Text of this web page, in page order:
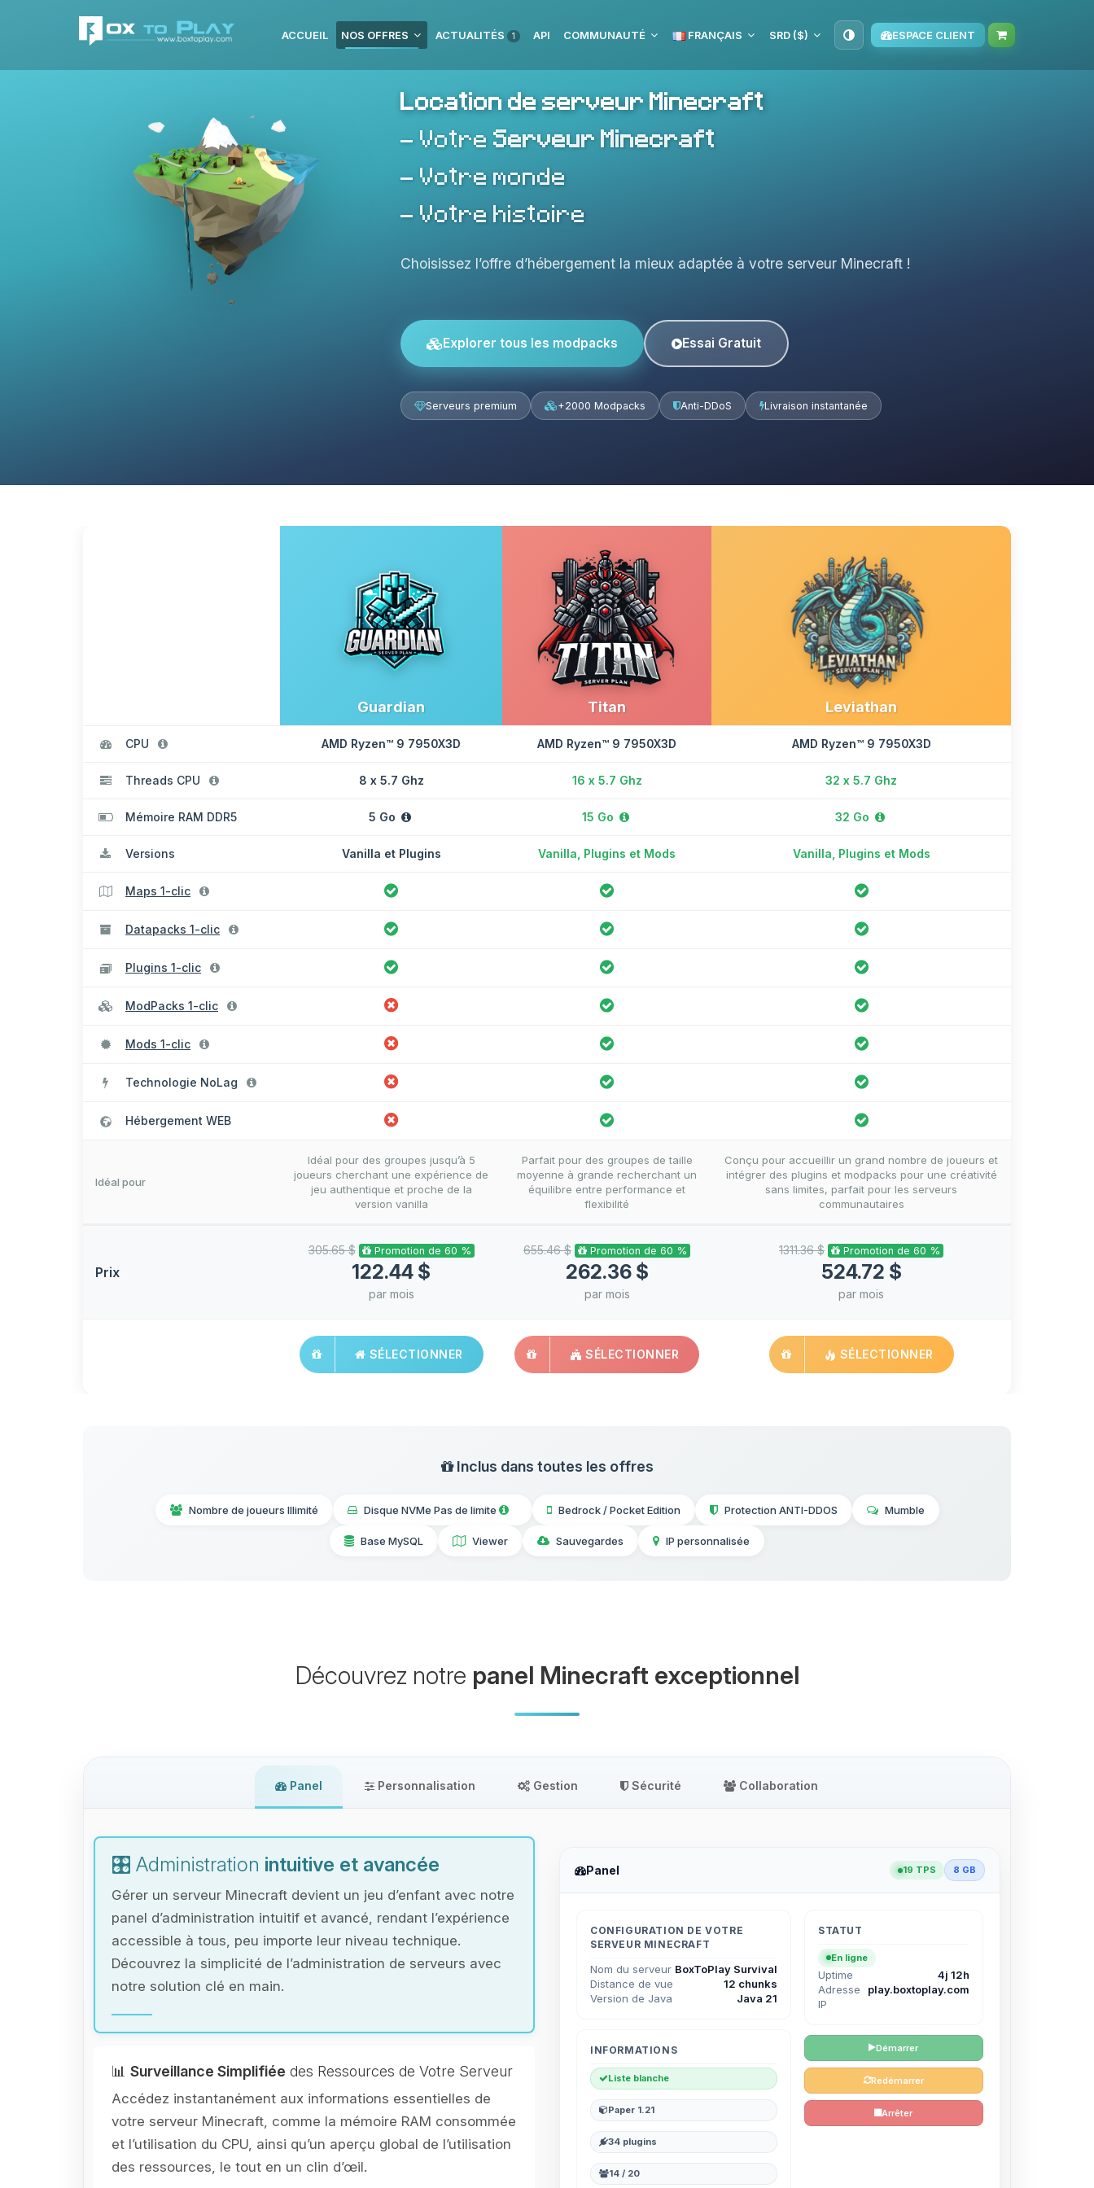
ACCUEIL NOS OFFRES ACTUALITÉS 1 API COMMUNAUTÉ FRANÇAIS SRD ($) ESPACE CLIENT
Location de serveur Minecraft
- Votre Serveur Minecraft
- Votre monde
- Votre histoire
Choisissez l’offre d’hébergement la mieux adaptée à votre serveur Minecraft !
Explorer tous les modpacks Essai Gratuit
Serveurs premium +2000 Modpacks Anti-DDoS Livraison instantanée
Guardian Titan Leviathan
CPU AMD Ryzen™ 9 7950X3D AMD Ryzen™ 9 7950X3D AMD Ryzen™ 9 7950X3D
Threads CPU 8 x 5.7 Ghz 16 x 5.7 Ghz 32 x 5.7 Ghz
Mémoire RAM DDR5 5 Go 15 Go 32 Go
Versions Vanilla et Plugins Vanilla, Plugins et Mods Vanilla, Plugins et Mods
Maps 1-clic
Datapacks 1-clic
Plugins 1-clic
ModPacks 1-clic
Mods 1-clic
Technologie NoLag
Hébergement WEB
Idéal pour
Idéal pour des groupes jusqu’à 5
joueurs cherchant une expérience de
jeu authentique et proche de la
version vanilla
Parfait pour des groupes de taille
moyenne à grande recherchant un
équilibre entre performance et
flexibilité
Conçu pour accueillir un grand nombre de joueurs et
intégrer des plugins et modpacks pour une créativité
sans limites, parfait pour les serveurs
communautaires
Prix
305.65 $ Promotion de 60 %
122.44 $
par mois
655.46 $ Promotion de 60 %
262.36 $
par mois
1311.36 $ Promotion de 60 %
524.72 $
par mois
SÉLECTIONNER SÉLECTIONNER SÉLECTIONNER
Inclus dans toutes les offres
Nombre de joueurs Illimité Disque NVMe Pas de limite Bedrock / Pocket Edition Protection ANTI-DDOS Mumble
Base MySQL Viewer Sauvegardes IP personnalisée
Découvrez notre panel Minecraft exceptionnel
Panel Personnalisation Gestion Sécurité Collaboration
🎛️ Administration intuitive et avancée
Gérer un serveur Minecraft devient un jeu d’enfant avec notre
panel d’administration intuitif et avancé, rendant l’expérience
accessible à tous, peu importe leur niveau technique.
Découvrez la simplicité de l’administration de serveurs avec
notre solution clé en main.
📊 Surveillance Simplifiée des Ressources de Votre Serveur
Accédez instantanément aux informations essentielles de
votre serveur Minecraft, comme la mémoire RAM consommée
et l’utilisation du CPU, ainsi qu’un aperçu global de l’utilisation
des ressources, le tout en un clin d’œil.
Panel 19 TPS 8 GB
CONFIGURATION DE VOTRE
SERVEUR MINECRAFT
Nom du serveur BoxToPlay Survival
Distance de vue
12 chunks
Version de Java
Java 21
INFORMATIONS
Liste blanche
Paper 1.21
34 plugins
14 / 20
STATUT
En ligne
Uptime
4j 12h
Adresse
IP
play.boxtoplay.com
Démarrer
Redémarrer
Arrêter